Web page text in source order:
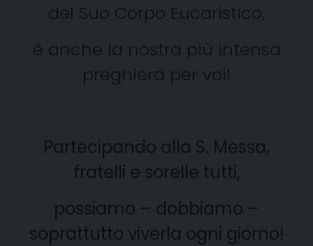
del Suo Corpo Eucaristico,
è anche la nostra più intensa
preghiera per voi!
Partecipando alla S. Messa,
fratelli e sorelle tutti,
possiamo – dobbiamo –
soprattutto viverla ogni giorno!